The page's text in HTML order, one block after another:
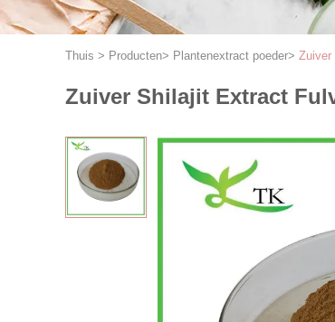
Thuis > Producten> Plantenextract poeder> Zuiver
Zuiver Shilajit Extract